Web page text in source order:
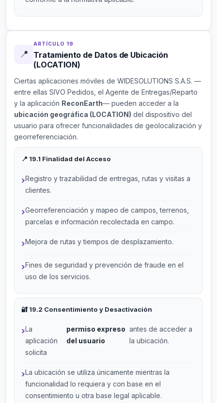
📍
ARTÍCULO 19
Tratamiento de Datos de Ubicación
(LOCATION)
Ciertas aplicaciones móviles de WIDESOLUTIONS S.A.S. —
entre ellas SIVO Pedidos, el Agente de Entregas/Reparto
y la aplicación ReconEarth— pueden acceder a la
ubicación geográfica (LOCATION) del dispositivo del
usuario para ofrecer funcionalidades de geolocalización y
georreferenciación.
📍 19.1 Finalidad del Acceso
Registro y trazabilidad de entregas, rutas y visitas a
clientes.
Georreferenciación y mapeo de campos, terrenos,
parcelas e información recolectada en campo.
Mejora de rutas y tiempos de desplazamiento.
Fines de seguridad y prevención de fraude en el
uso de los servicios.
🔐 19.2 Consentimiento y Desactivación
La
aplicación
solicita
permiso expreso
del usuario
antes de acceder a
la ubicación.
La ubicación se utiliza únicamente mientras la
funcionalidad lo requiera y con base en el
consentimiento u otra base legal aplicable.